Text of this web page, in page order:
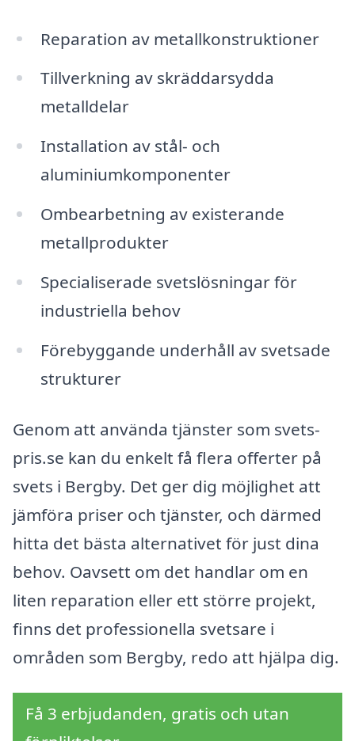
Reparation av metallkonstruktioner
Tillverkning av skräddarsydda
metalldelar
Installation av stål- och
aluminiumkomponenter
Ombearbetning av existerande
metallprodukter
Specialiserade svetslösningar för
industriella behov
Förebyggande underhåll av svetsade
strukturer
Genom att använda tjänster som svets-
pris.se kan du enkelt få flera offerter på
svets i Bergby. Det ger dig möjlighet att
jämföra priser och tjänster, och därmed
hitta det bästa alternativet för just dina
behov. Oavsett om det handlar om en
liten reparation eller ett större projekt,
finns det professionella svetsare i
områden som Bergby, redo att hjälpa dig.
Få 3 erbjudanden, gratis och utan